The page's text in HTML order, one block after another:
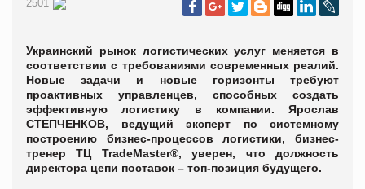
2501
Украинский рынок логистических услуг меняется в
соответствии с требованиями современных реалий.
Новые задачи и новые горизонты требуют
проактивных управленцев, способных создать
эффективную логистику в компании. Ярослав
СТЕПЧЕНКОВ, ведущий эксперт по системному
построению бизнес-процессов логистики, бизнес-
тренер ТЦ TradeMaster®, уверен, что должность
директора цепи поставок – топ-позиция будущего.